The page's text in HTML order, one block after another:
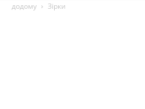
додому Зірки